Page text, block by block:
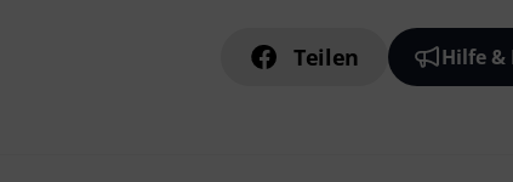
Teilen Hilfe &